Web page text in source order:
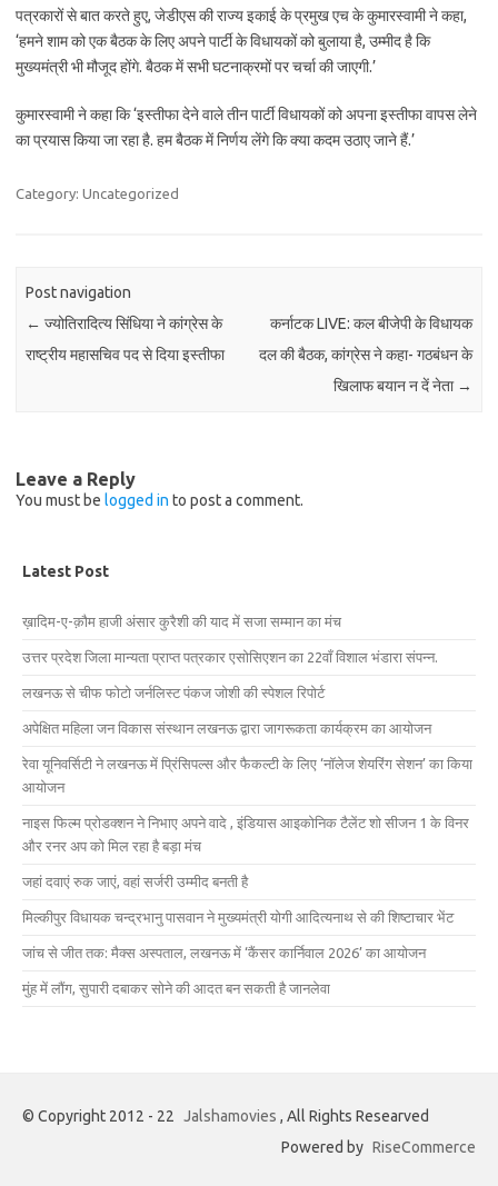
पत्रकारों से बात करते हुए, जेडीएस की राज्य इकाई के प्रमुख एच के कुमारस्वामी ने कहा,
‘हमने शाम को एक बैठक के लिए अपने पार्टी के विधायकों को बुलाया है, उम्मीद है कि
मुख्यमंत्री भी मौजूद होंगे. बैठक में सभी घटनाक्रमों पर चर्चा की जाएगी.’
कुमारस्वामी ने कहा कि ‘इस्तीफा देने वाले तीन पार्टी विधायकों को अपना इस्तीफा वापस लेने
का प्रयास किया जा रहा है. हम बैठक में निर्णय लेंगे कि क्या कदम उठाए जाने हैं.’
Category: Uncategorized
Post navigation
← ज्योतिरादित्य सिंधिया ने कांग्रेस के
राष्ट्रीय महासचिव पद से दिया इस्तीफा
कर्नाटक LIVE: कल बीजेपी के विधायक
दल की बैठक, कांग्रेस ने कहा- गठबंधन के
खिलाफ बयान न दें नेता →
Leave a Reply
You must be logged in to post a comment.
Latest Post
ख़ादिम-ए-क़ौम हाजी अंसार कुरैशी की याद में सजा सम्मान का मंच
उत्तर प्रदेश जिला मान्यता प्राप्त पत्रकार एसोसिएशन का 22वाँ विशाल भंडारा संपन्न.
लखनऊ से चीफ फोटो जर्नलिस्ट पंकज जोशी की स्पेशल रिपोर्ट
अपेक्षित महिला जन विकास संस्थान लखनऊ द्वारा जागरूकता कार्यक्रम का आयोजन
रेवा यूनिवर्सिटी ने लखनऊ में प्रिंसिपल्स और फैकल्टी के लिए ‘नॉलेज शेयरिंग सेशन’ का किया
आयोजन
नाइस फिल्म प्रोडक्शन ने निभाए अपने वादे , इंडियास आइकोनिक टैलेंट शो सीजन 1 के विनर
और रनर अप को मिल रहा है बड़ा मंच
जहां दवाएं रुक जाएं, वहां सर्जरी उम्मीद बनती है
मिल्कीपुर विधायक चन्द्रभानु पासवान ने मुख्यमंत्री योगी आदित्यनाथ से की शिष्टाचार भेंट
जांच से जीत तक: मैक्स अस्पताल, लखनऊ में ‘कैंसर कार्निवाल 2026’ का आयोजन
मुंह में लौंग, सुपारी दबाकर सोने की आदत बन सकती है जानलेवा
© Copyright 2012 - 22 Jalshamovies , All Rights Researved
Powered by RiseCommerce